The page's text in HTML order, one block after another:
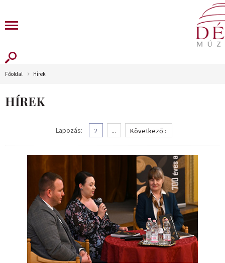
Főoldal Hírek
HÍREK
Lapozás: 2 ... Következő ›